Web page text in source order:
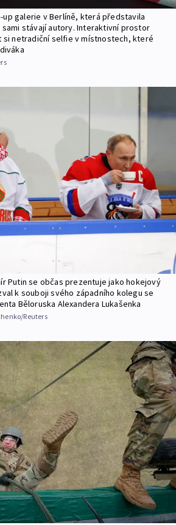
up galerie v Berlíně, která představila
stávají autory. Interaktivní prostor
netradiční selfie v místnostech, které
Putin se občas prezentuje jako hokejový
k souboji svého západního kolegu se
Běloruska Alexandera Lukašenka
Reuters